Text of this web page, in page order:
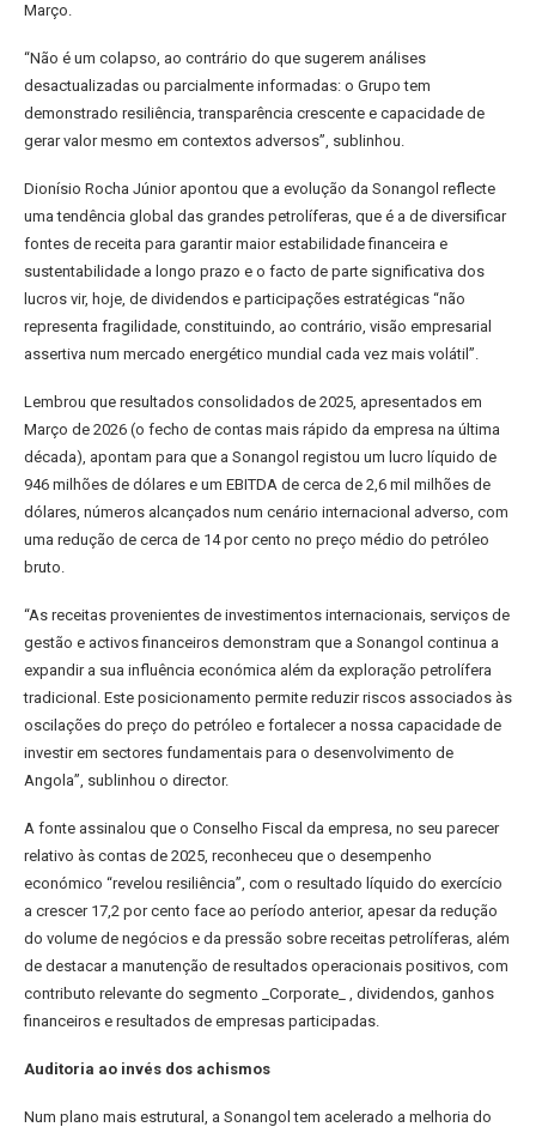
Março.
“Não é um colapso, ao contrário do que sugerem análises
desactualizadas ou parcialmente informadas: o Grupo tem
demonstrado resiliência, transparência crescente e capacidade de
gerar valor mesmo em contextos adversos”, sublinhou.
Dionísio Rocha Júnior apontou que a evolução da Sonangol reflecte
uma tendência global das grandes petrolíferas, que é a de diversificar
fontes de receita para garantir maior estabilidade financeira e
sustentabilidade a longo prazo e o facto de parte significativa dos
lucros vir, hoje, de dividendos e participações estratégicas “não
representa fragilidade, constituindo, ao contrário, visão empresarial
assertiva num mercado energético mundial cada vez mais volátil”.
Lembrou que resultados consolidados de 2025, apresentados em
Março de 2026 (o fecho de contas mais rápido da empresa na última
década), apontam para que a Sonangol registou um lucro líquido de
946 milhões de dólares e um EBITDA de cerca de 2,6 mil milhões de
dólares, números alcançados num cenário internacional adverso, com
uma redução de cerca de 14 por cento no preço médio do petróleo
bruto.
“As receitas provenientes de investimentos internacionais, serviços de
gestão e activos financeiros demonstram que a Sonangol continua a
expandir a sua influência económica além da exploração petrolífera
tradicional. Este posicionamento permite reduzir riscos associados às
oscilações do preço do petróleo e fortalecer a nossa capacidade de
investir em sectores fundamentais para o desenvolvimento de
Angola”, sublinhou o director.
A fonte assinalou que o Conselho Fiscal da empresa, no seu parecer
relativo às contas de 2025, reconheceu que o desempenho
económico “revelou resiliência”, com o resultado líquido do exercício
a crescer 17,2 por cento face ao período anterior, apesar da redução
do volume de negócios e da pressão sobre receitas petrolíferas, além
de destacar a manutenção de resultados operacionais positivos, com
contributo relevante do segmento _Corporate_ , dividendos, ganhos
financeiros e resultados de empresas participadas.
Auditoria ao invés dos achismos
Num plano mais estrutural, a Sonangol tem acelerado a melhoria do